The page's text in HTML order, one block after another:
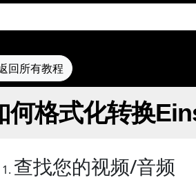
回所有教程
何格式化转换
查找您的视频/音频